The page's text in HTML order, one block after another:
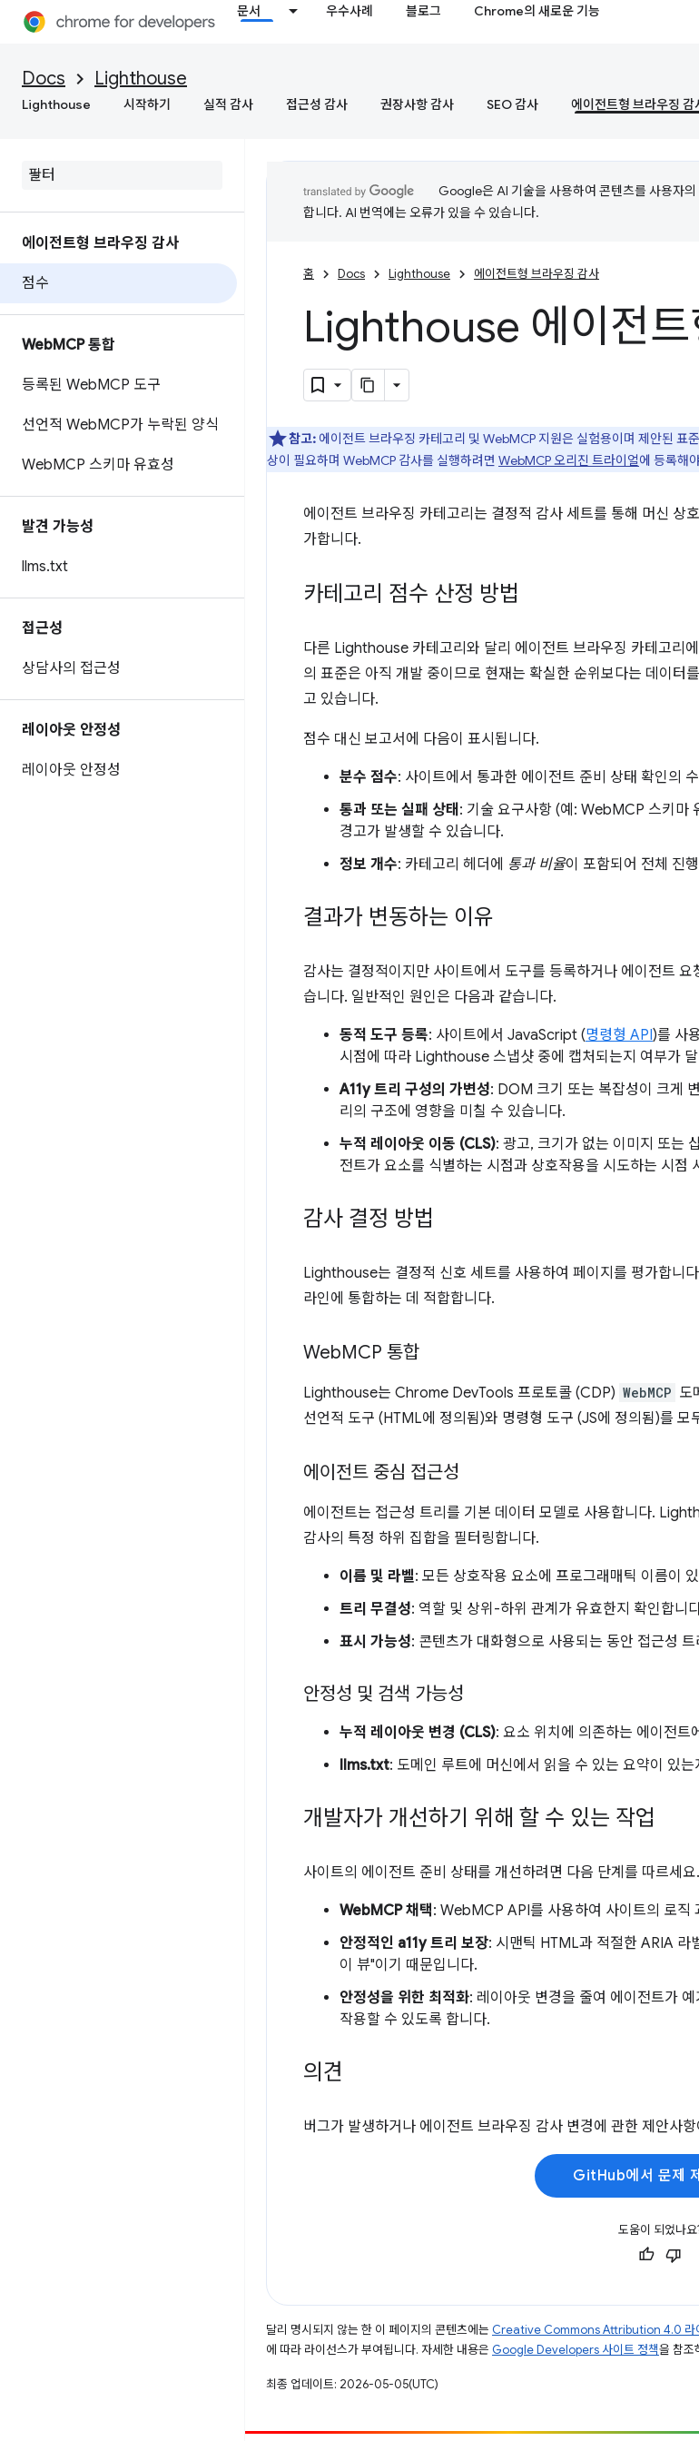
문서 우수사례 블로그 Chrome의 새로운 기능
Docs Lighthouse
Lighthouse 시작하기 실적 감사 접근성 감사 권장사항 감사 SEO 감사 에이전트형 브라우징 감
에이전트형 브라우징 감사
점수
WebMCP 통합
등록된 WebMCP 도구
선언적 WebMCP가 누락된 양식
WebMCP 스키마 유효성
발견 가능성
llms.txt
접근성
상담사의 접근성
레이아웃 안정성
레이아웃 안정성
Google은 AI 기술을 사용하여 콘텐츠를 사용자의
합니다. AI 번역에는 오류가 있을 수 있습니다.
홈 Docs Lighthouse 에이전트형 브라우징 감사
Lighthouse 에이전트
참고: 에이전트 브라우징 카테고리 및 WebMCP 지원은 실험용이며 제안된
상이 필요하며 WebMCP 감사를 실행하려면 WebMCP 오리진 트라이얼에 등록해
에이전트 브라우징 카테고리는 결정적 감사 세트를 통해 머신 상
가합니다.
카테고리 점수 산정 방법
다른 Lighthouse 카테고리와 달리 에이전트 브라우징 카테고리
의 표준은 아직 개발 중이므로 현재는 확실한 순위보다는 데이터
고 있습니다.
점수 대신 보고서에 다음이 표시됩니다.
분수 점수: 사이트에서 통과한 에이전트 준비 상태 확인의
통과 또는 실패 상태 : 기술 요구사항 (예: WebMCP 스키마
경고가 발생할 수 있습니다.
정보 개수: 카테고리 헤더에 통과 비율이 포함되어 전체 진
결과가 변동하는 이유
감사는 결정적이지만 사이트에서 도구를 등록하거나 에이전트
습니다. 일반적인 원인은 다음과 같습니다.
동적 도구 등록: 사이트에서 JavaScript (명령형 API)를 사
시점에 따라 Lighthouse 스냅샷 중에 캡처되는지 여부가
A11y 트리 구성의 가변성: DOM 크기 또는 복잡성이 크게
리의 구조에 영향을 미칠 수 있습니다.
누적 레이아웃 이동 (CLS): 광고, 크기가 없는 이미지 또는
전트가 요소를 식별하는 시점과 상호작용을 시도하는 시점
감사 결정 방법
Lighthouse는 결정적 신호 세트를 사용하여 페이지를 평가합니
라인에 통합하는 데 적합합니다.
WebMCP 통합
Lighthouse는 Chrome DevTools 프로토콜 (CDP) WebMCP 도
선언적 도구 (HTML에 정의됨)와 명령형 도구 (JS에 정의됨)를 모
에이전트 중심 접근성
에이전트는 접근성 트리를 기본 데이터 모델로 사용합니다.
감사의 특정 하위 집합을 필터링합니다.
이름 및 라벨: 모든 상호작용 요소에 프로그래매틱 이름이
트리 무결성: 역할 및 상위-하위 관계가 유효한지 확인합니
표시 가능성: 콘텐츠가 대화형으로 사용되는 동안 접근성
안정성 및 검색 가능성
누적 레이아웃 변경 (CLS): 요소 위치에 의존하는 에이전트
llms.txt: 도메인 루트에 머신에서 읽을 수 있는 요약이 있는
개발자가 개선하기 위해 할 수 있는 작업
사이트의 에이전트 준비 상태를 개선하려면 다음 단계를 따르세요.
WebMCP 채택: WebMCP API를 사용하여 사이트의 로직
안정적인 a11y 트리 보장: 시맨틱 HTML과 적절한 ARIA 라
이 뷰"이기 때문입니다.
안정성을 위한 최적화: 레이아웃 변경을 줄여 에이전트가
작용할 수 있도록 합니다.
의견
버그가 발생하거나 에이전트 브라우징 감사 변경에 관한 제안사
GitHub에서 문제
도움이 되었나요
달리 명시되지 않는 한 이 페이지의 콘텐츠에는 Creative Commons Attribution 4.0 라
에 따라 라이선스가 부여됩니다. 자세한 내용은 Google Developers 사이트 정책을 참조
최종 업데이트: 2026-05-05(UTC)